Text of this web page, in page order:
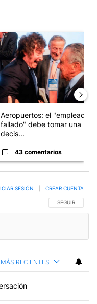
"El Banco Central no
artículo de tendencia con
Aeropuertos: el "empleado
fallado" debe tomar una
decis...
43 comentarios
SIGA ESTA
SEGUIR
SESIÓN CREAR CUENTA
RECIENTES